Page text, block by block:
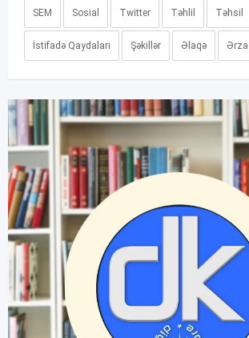
SEM Sosial Twitter Təhlil Təhsil
İstifadə Qaydaları Şəkillər Əlaqə